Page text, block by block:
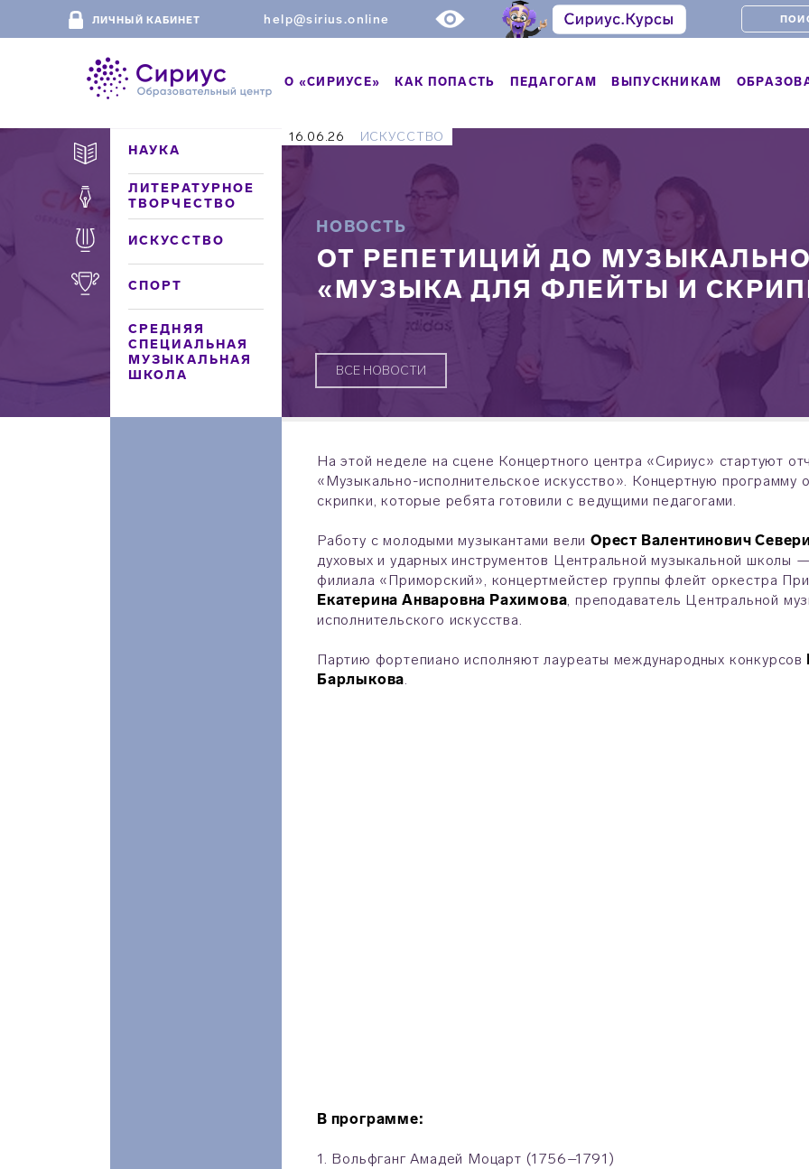
ЛИЧНЫЙ КАБИНЕТ help@sirius.online
О «СИРИУСЕ» КАК ПОПАСТЬ ПЕДАГОГАМ ВЫПУСКНИКАМ
НАУКА
ЛИТЕРАТУРНОЕ
ТВОРЧЕСТВО
ИСКУССТВО
СПОРТ
СРЕДНЯЯ
СПЕЦИАЛЬНАЯ
МУЗЫКАЛЬНАЯ
ШКОЛА
16.06.26 ИСКУССТВО
НОВОСТЬ
ОТ РЕПЕТИЦИЙ ДО
«МУЗЫКА ДЛЯ ФЛЕЙТЫ И
ВСЕ НОВОСТИ
На этой неделе на сцене Концертного центра «Сириус» стартуют
«Музыкально-исполнительское искусство». Концертную программу
скрипки, которые ребята готовили с ведущими педагогами.
Работу с молодыми музыкантами вели Орест Валентинович
духовых и ударных инструментов Центральной музыкальной школы
филиала «Приморский», концертмейстер группы флейт оркестра
Екатерина Анваровна Рахимова, преподаватель Центральной
исполнительского искусства.
Партию фортепиано исполняют лауреаты международных конкурсов
Барлыкова.
В программе:
1. Вольфганг Амадей Моцарт (1756–1791)